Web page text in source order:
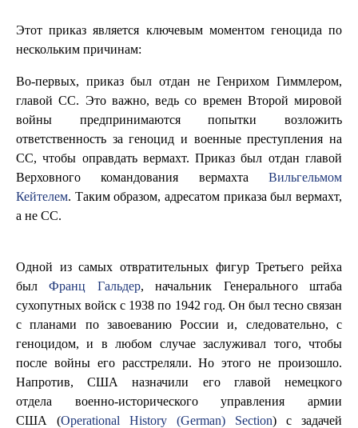
Этот приказ является ключевым моментом геноцида по
нескольким причинам:
Во-первых, приказ был отдан не Генрихом Гиммлером,
главой СС. Это важно, ведь со времен Второй мировой
войны предпринимаются попытки возложить
ответственность за геноцид и военные преступления на
СС, чтобы оправдать вермахт. Приказ был отдан главой
Верховного командования вермахта Вильгельмом
Кейтелем. Таким образом, адресатом приказа был вермахт,
а не СС.
Одной из самых отвратительных фигур Третьего рейха
былФранц Гальдер, начальник Генерального штаба
сухопутных войск с 1938 по 1942 год. Он был тесно связан
с планами по завоеванию России и, следовательно, с
геноцидом, и в любом случае заслуживал того, чтобы
после войны его расстреляли. Но этого не произошло.
Напротив, США назначили его главой немецкого
отдела военно-исторического управления армии
США (Operational History (German) Section) с задачей